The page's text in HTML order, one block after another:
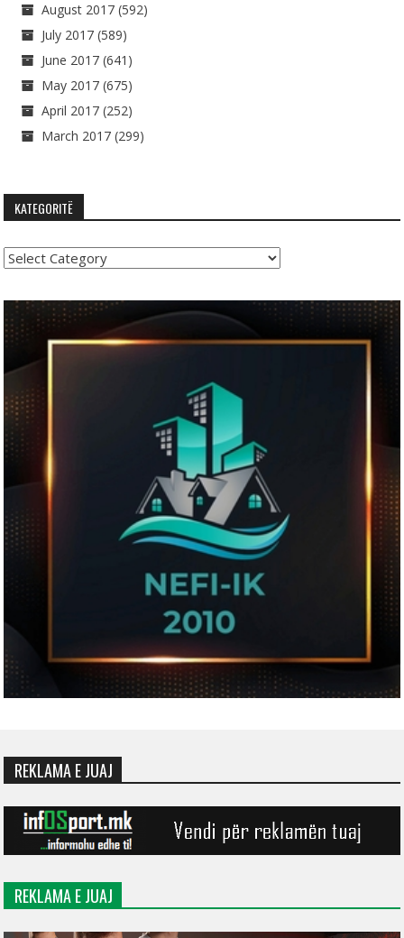
August 2017 (592)
July 2017 (589)
June 2017 (641)
May 2017 (675)
April 2017 (252)
March 2017 (299)
KATEGORITË
Kategoritë
REKLAMA E JUAJ
REKLAMA E JUAJ